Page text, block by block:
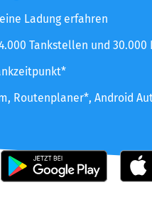
Ladung erfahren
Tankstellen und 30.000
Routenplaner*, Android